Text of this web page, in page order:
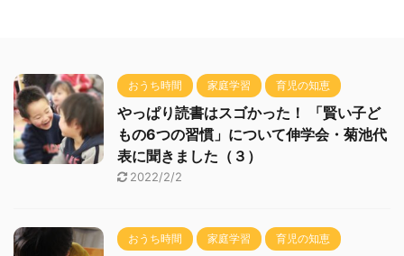
おうち時間 家庭学習 育児の知恵
やっぱり読書はスゴかった！ 「賢い子ど
もの6つの習慣」について伸学会・菊池代
表に聞きました（３）
2022/2/2
おうち時間 家庭学習 育児の知恵